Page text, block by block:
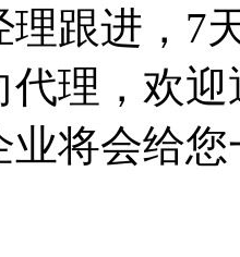
理跟进，7
代理，欢
业将会给